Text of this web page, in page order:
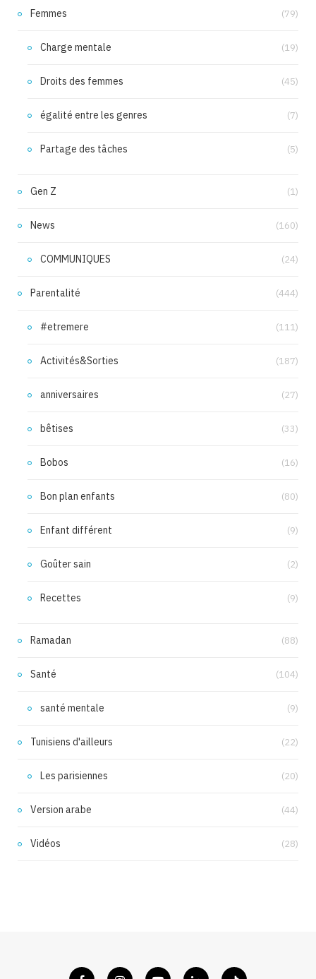
Femmes (79)
Charge mentale (19)
Droits des femmes (45)
égalité entre les genres (7)
Partage des tâches (5)
Gen Z (1)
News (160)
COMMUNIQUES (24)
Parentalité (444)
#etremere (111)
Activités&Sorties (187)
anniversaires (27)
bêtises (33)
Bobos (16)
Bon plan enfants (80)
Enfant différent (9)
Goûter sain (2)
Recettes (9)
Ramadan (88)
Santé (104)
santé mentale (9)
Tunisiens d'ailleurs (22)
Les parisiennes (20)
Version arabe (44)
Vidéos (28)